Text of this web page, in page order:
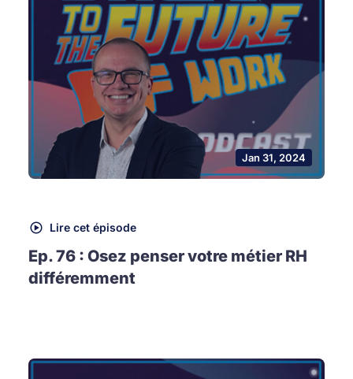
Jan 31, 2024
Lire cet épisode
Ep. 76 : Osez penser votre métier RH
différemment